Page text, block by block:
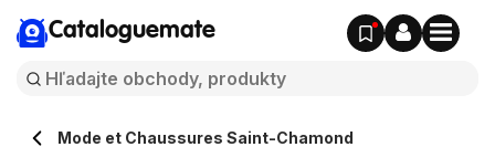
Cataloguemate
Mode et Chaussures Saint-Chamond